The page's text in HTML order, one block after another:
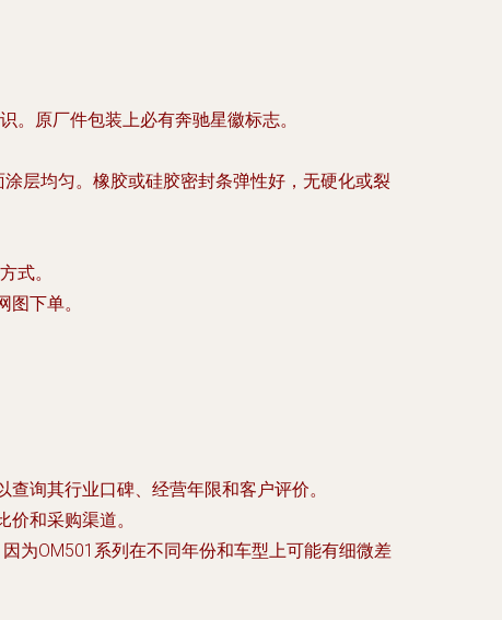
。原厂件包装上必有奔驰星徽标志。
层均匀。橡胶或硅胶密封条弹性好，无硬化或裂
式。
下单。
询其行业口碑、经营年限和客户评价。
和采购渠道。
为OM501系列在不同年份和车型上可能有细微差